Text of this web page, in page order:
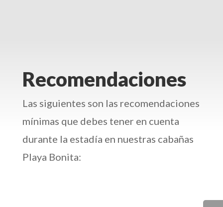
Recomendaciones
Las siguientes son las recomendaciones
mínimas que debes tener en cuenta
durante la estadía en nuestras cabañas
Playa Bonita: